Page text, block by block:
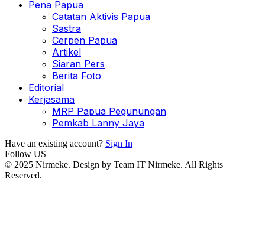
Pena Papua
Catatan Aktivis Papua
Sastra
Cerpen Papua
Artikel
Siaran Pers
Berita Foto
Editorial
Kerjasama
MRP Papua Pegunungan
Pemkab Lanny Jaya
Have an existing account? Sign In
Follow US
© 2025 Nirmeke. Design by Team IT Nirmeke. All Rights
Reserved.